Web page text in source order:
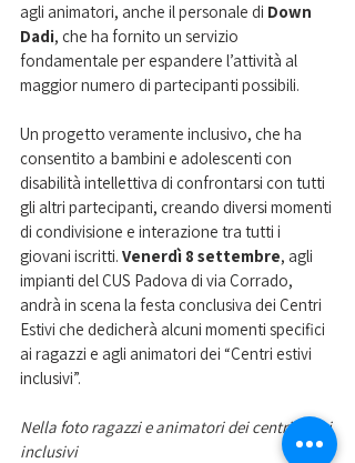
agli animatori, anche il personale di Down
Dadi, che ha fornito un servizio
fondamentale per espandere l’attività al
maggior numero di partecipanti possibili.
Un progetto veramente inclusivo, che ha
consentito a bambini e adolescenti con
disabilità intellettiva di confrontarsi con tutti
gli altri partecipanti, creando diversi momenti
di condivisione e interazione tra tutti i
giovani iscritti. Venerdì 8 settembre, agli
impianti del CUS Padova di via Corrado,
andrà in scena la festa conclusiva dei Centri
Estivi che dedicherà alcuni momenti specifici
ai ragazzi e agli animatori dei “Centri estivi
inclusivi”.
Nella foto ragazzi e animatori dei centri estivi
inclusivi